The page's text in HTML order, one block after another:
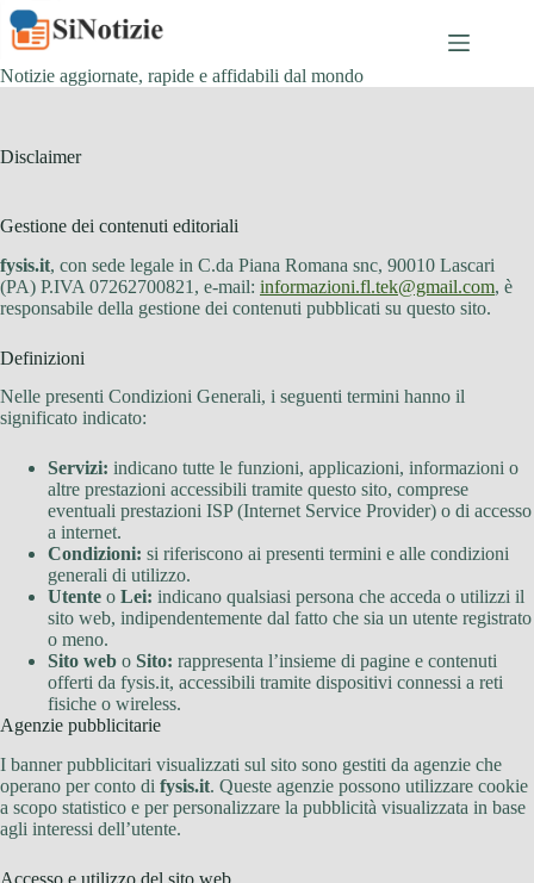
Salta
al
contenuto
Notizie aggiornate, rapide e affidabili dal mondo
Disclaimer
Gestione dei contenuti editoriali
fysis.it, con sede legale in C.da Piana Romana snc, 90010 Lascari
(PA) P.IVA 07262700821, e-mail: informazioni.fl.tek@gmail.com, è
responsabile della gestione dei contenuti pubblicati su questo sito.
Definizioni
Nelle presenti Condizioni Generali, i seguenti termini hanno il
significato indicato:
Servizi: indicano tutte le funzioni, applicazioni, informazioni o
altre prestazioni accessibili tramite questo sito, comprese
eventuali prestazioni ISP (Internet Service Provider) o di accesso
a internet.
Condizioni: si riferiscono ai presenti termini e alle condizioni
generali di utilizzo.
Utente o Lei: indicano qualsiasi persona che acceda o utilizzi il
sito web, indipendentemente dal fatto che sia un utente registrato
o meno.
Sito web o Sito: rappresenta l’insieme di pagine e contenuti
offerti da fysis.it, accessibili tramite dispositivi connessi a reti
fisiche o wireless.
Agenzie pubblicitarie
I banner pubblicitari visualizzati sul sito sono gestiti da agenzie che
operano per conto di fysis.it. Queste agenzie possono utilizzare cookie
a scopo statistico e per personalizzare la pubblicità visualizzata in base
agli interessi dell’utente.